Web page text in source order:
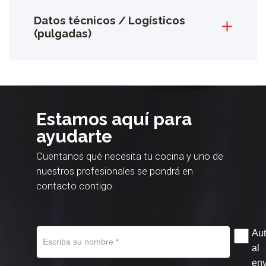
Datos técnicos / Logísticos
(pulgadas)
Estamos aquí para
ayudarte
Cuentanos qué necesita tu cocina y uno de
nuestros profesionales se pondrá en
contacto contigo.
al